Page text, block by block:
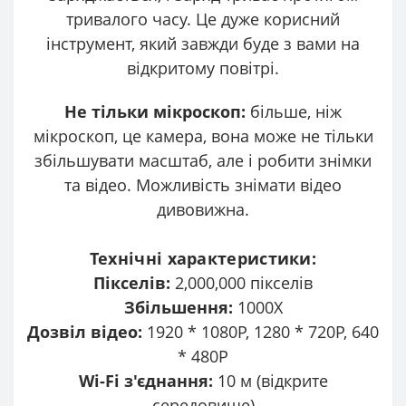
тривалого часу. Це дуже корисний
інструмент, який завжди буде з вами на
відкритому повітрі.
Не тільки мікроскоп: більше, ніж
мікроскоп, це камера, вона може не тільки
збільшувати масштаб, але і робити знімки
та відео. Можливість знімати відео
дивовижна.
Технічні характеристики:
Пікселів: 2,000,000 пікселів
Збільшення: 1000X
Дозвіл відео: 1920 * 1080P, 1280 * 720P, 640
* 480P
Wi-Fi з'єднання: 10 м (відкрите